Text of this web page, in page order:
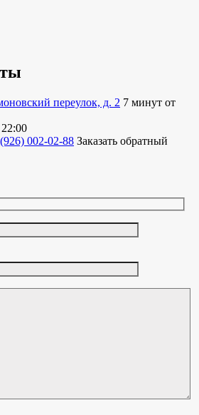
переулок, д. 2 7 минут от
002-02-88 Заказать обратный